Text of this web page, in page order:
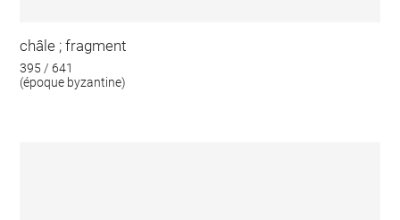
châle ; fragment
395 / 641
(époque byzantine)